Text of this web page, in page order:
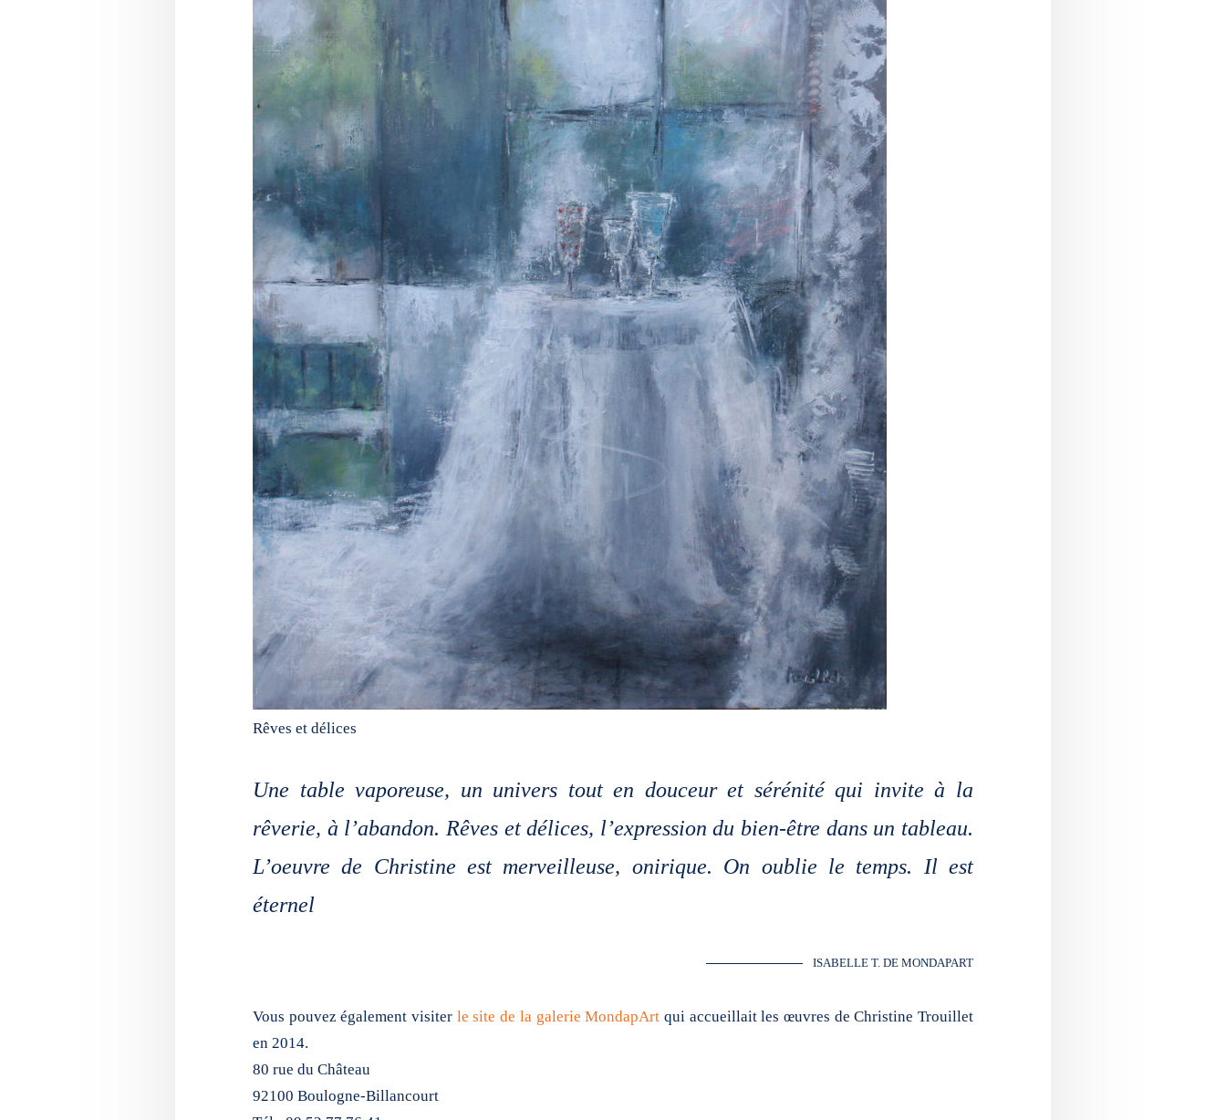
Rêves et délices
Une table vaporeuse, un univers tout en douceur et sérénité qui invite à la
rêverie, à l’abandon. Rêves et délices, l’expression du bien-être dans un tableau.
L’oeuvre de Christine est merveilleuse, onirique. On oublie le temps. Il est
éternel
ISABELLE T. DE MONDAPART
Vous pouvez également visiter le site de la galerie MondapArt qui accueillait les œuvres de Christine Trouillet
en 2014.
80 rue du Château
92100 Boulogne-Billancourt